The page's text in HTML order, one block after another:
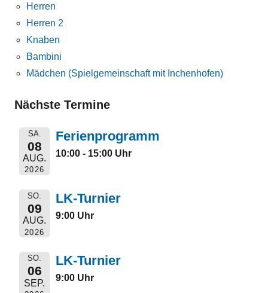
Herren
Herren 2
Knaben
Bambini
Mädchen (Spielgemeinschaft mit Inchenhofen)
Nächste Termine
SA.
08
AUG.
2026
Ferienprogramm
10:00 - 15:00 Uhr
SO.
09
AUG.
2026
LK-Turnier
9:00 Uhr
SO.
06
SEP.
LK-Turnier
9:00 Uhr